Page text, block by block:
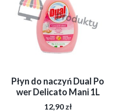
Płyn do naczyń Dual Po
wer Delicato Mani 1L
12,90 zł